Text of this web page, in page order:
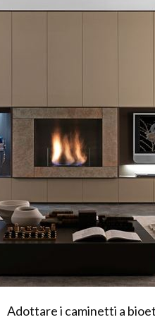
Adottare i caminetti a